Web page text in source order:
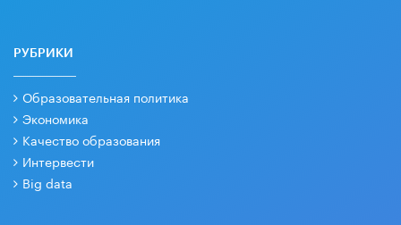
РУБРИКИ
Образовательная политика
Экономика
Качество образования
Интервести
Big data